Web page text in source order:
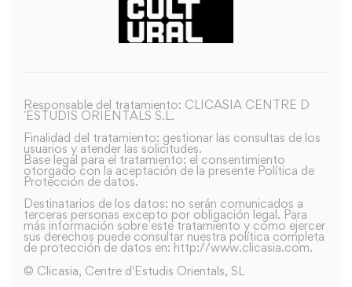
Responsable del tratamiento: CLICASIA CENTRE D
´ESTUDIS ORIENTALS S.L.
Finalidad del tratamiento: gestionar las consultas de los
usuarios y atender las solicitudes.
Base legal para el tratamiento: el consentimiento
otorgado con la aceptación de la presente Política de
Protección de datos.
Destinatarios de los datos: no serán comunicados a
terceras personas excepto por obligación legal. Para
más información sobre este tratamiento y como ejercer
sus derechos puede consultar nuestra política completa
de protección de datos en: http://www.clicasia.com.
© Clicasia, Centre d'Estudis Orientals, SL